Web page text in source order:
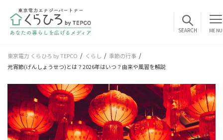
MENU
東京電力 くらひろ by TEPCO くらし
季節の行事
元宵節(げんしょうせつ)とは？2026年はいつ？由来や風習を解説